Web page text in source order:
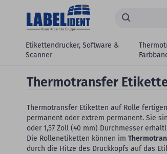
Zum Hauptinhalt springen
Suchen...
Etikettendrucker, Software &
Scanner
Thermotransfer
Thermotransfer Etiketten auf Rolle
permanent oder extrem permanent. Sie
oder 1,57 Zoll (40 mm) Durchmesser
Die Rollenetiketten können im
durch die Hitze des Druckkopfs auf das